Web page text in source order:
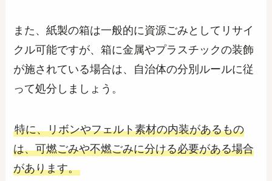
また、紙製の箱は一般的に資源ごみとしてリサイ
クル可能ですが、箱に金属やプラスチックの装飾
が施されている場合は、自治体の分別ルールに従
って処分しましょう。
特に、リボンやフェルト素材の内装があるもの
は、可燃ごみや不燃ごみに分ける必要がある場合
があります。